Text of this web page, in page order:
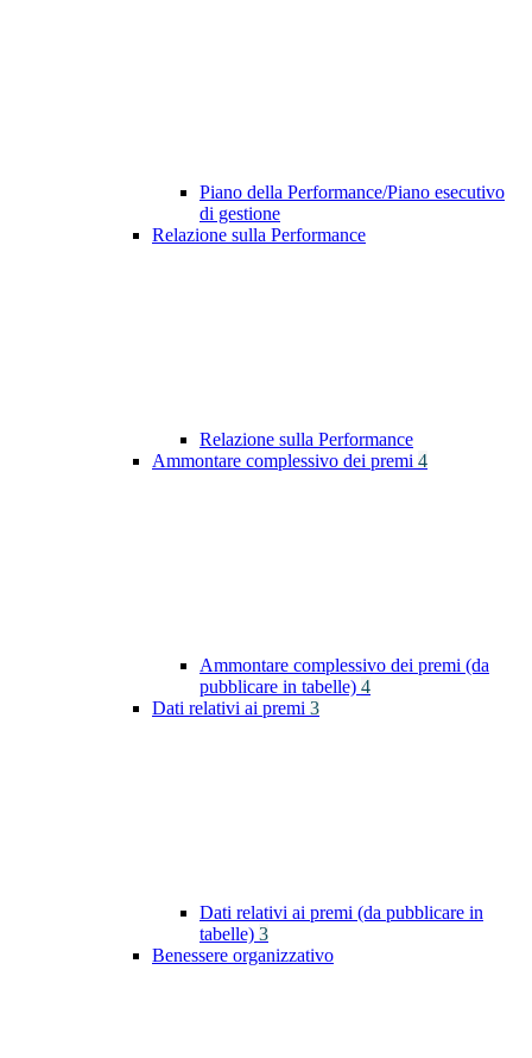
Piano della Performance/Piano esecutivo
di gestione
Relazione sulla Performance
Relazione sulla Performance
Ammontare complessivo dei premi 4
Ammontare complessivo dei premi (da
pubblicare in tabelle) 4
Dati relativi ai premi 3
Dati relativi ai premi (da pubblicare in
tabelle) 3
Benessere organizzativo